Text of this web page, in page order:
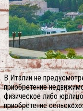
В Италии не
приобретение
физическое либо
приобретение